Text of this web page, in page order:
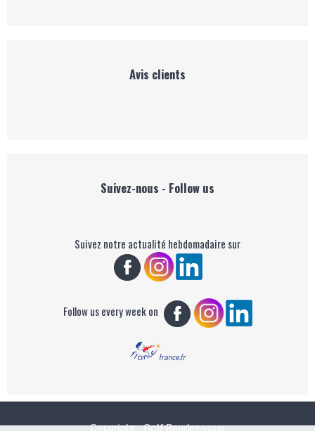
Avis clients
Suivez-nous - Follow us
Suivez notre actualité hebdomadaire sur
Follow us every week on
Copyright : Golf Rendez-vous